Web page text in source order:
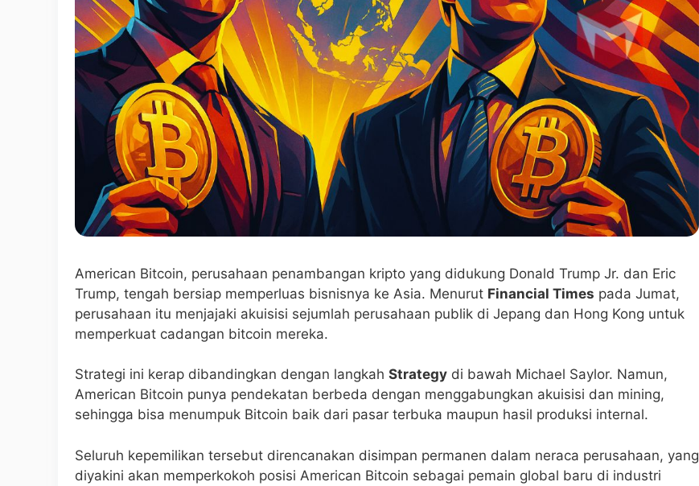
American Bitcoin, perusahaan penambangan kripto yang didukung Donald Trump Jr. dan Eric
Trump, tengah bersiap memperluas bisnisnya ke Asia. Menurut Financial Times pada Jumat,
perusahaan itu menjajaki akuisisi sejumlah perusahaan publik di Jepang dan Hong Kong untuk
memperkuat cadangan bitcoin mereka.
Strategi ini kerap dibandingkan dengan langkah Strategy di bawah Michael Saylor. Namun,
American Bitcoin punya pendekatan berbeda dengan menggabungkan akuisisi dan mining,
sehingga bisa menumpuk Bitcoin baik dari pasar terbuka maupun hasil produksi internal.
Seluruh kepemilikan tersebut direncanakan disimpan permanen dalam neraca perusahaan, yang
diyakini akan memperkokoh posisi American Bitcoin sebagai pemain global baru di industri